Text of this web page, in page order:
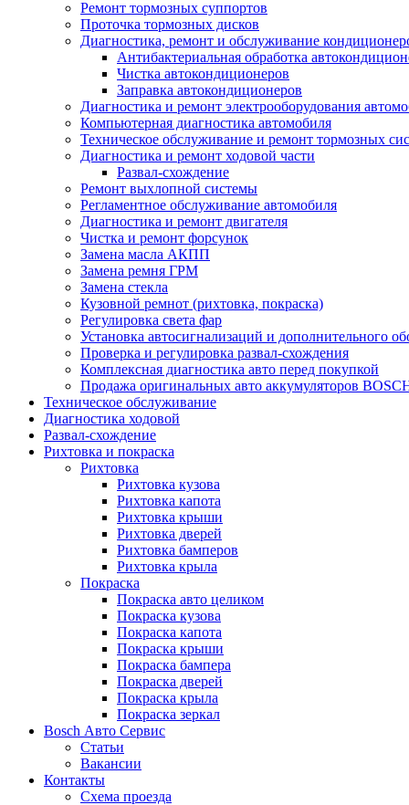
Ремонт тормозных суппортов
Проточка тормозных дисков
Диагностика, ремонт и обслуживание
Антибактериальная обработка
Чистка автокондиционеров
Заправка автокондиционеров
Диагностика и ремонт электрооборудования
Компьютерная диагностика автомобиля
Техническое обслуживание и ремонт тормозных
Диагностика и ремонт ходовой части
Развал-схождение
Ремонт выхлопной системы
Регламентное обслуживание автомобиля
Диагностика и ремонт двигателя
Чистка и ремонт форсунок
Замена масла АКПП
Замена ремня ГРМ
Замена стекла
Кузовной ремнот (рихтовка, покраска)
Регулировка света фар
Установка автосигнализаций и дополнительного
Проверка и регулировка развал-схождения
Комплексная диагностика авто перед покупкой
Продажа оригинальных авто аккумуляторов
Техническое обслуживание
Диагностика ходовой
Развал-схождение
Рихтовка и покраска
Рихтовка
Рихтовка кузова
Рихтовка капота
Рихтовка крыши
Рихтовка дверей
Рихтовка бамперов
Рихтовка крыла
Покраска
Покраска авто целиком
Покраска кузова
Покраска капота
Покраска крыши
Покраска бампера
Покраска дверей
Покраска крыла
Покраска зеркал
Bosch Авто Сервис
Статьи
Вакансии
Контакты
Схема проезда